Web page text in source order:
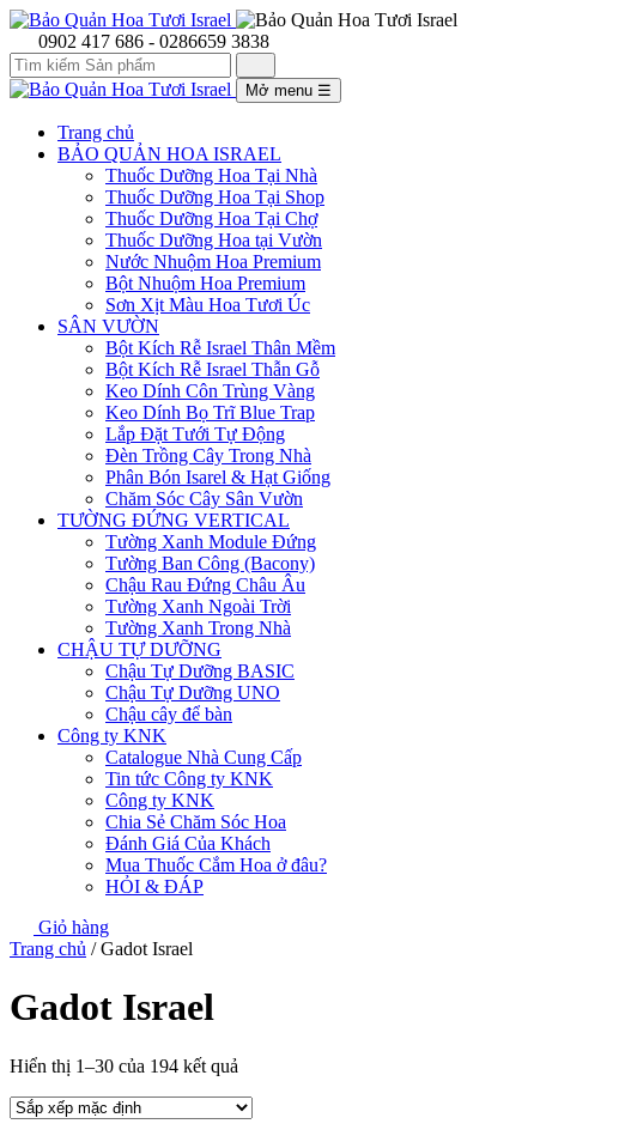
0902 417 686 - 0286659 3838
Mở menu ☰
Trang chủ
BẢO QUẢN HOA ISRAEL
Thuốc Dưỡng Hoa Tại Nhà
Thuốc Dưỡng Hoa Tại Shop
Thuốc Dưỡng Hoa Tại Chợ
Thuốc Dưỡng Hoa tại Vườn
Nước Nhuộm Hoa Premium
Bột Nhuộm Hoa Premium
Sơn Xịt Màu Hoa Tươi Úc
SÂN VƯỜN
Bột Kích Rễ Israel Thân Mềm
Bột Kích Rễ Israel Thẫn Gỗ
Keo Dính Côn Trùng Vàng
Keo Dính Bọ Trĩ Blue Trap
Lắp Đặt Tưới Tự Động
Đèn Trồng Cây Trong Nhà
Phân Bón Isarel & Hạt Giống
Chăm Sóc Cây Sân Vườn
TƯỜNG ĐỨNG VERTICAL
Tường Xanh Module Đứng
Tường Ban Công (Bacony)
Chậu Rau Đứng Châu Âu
Tường Xanh Ngoài Trời
Tường Xanh Trong Nhà
CHẬU TỰ DƯỠNG
Chậu Tự Dưỡng BASIC
Chậu Tự Dưỡng UNO
Chậu cây để bàn
Công ty KNK
Catalogue Nhà Cung Cấp
Tin tức Công ty KNK
Công ty KNK
Chia Sẻ Chăm Sóc Hoa
Đánh Giá Của Khách
Mua Thuốc Cắm Hoa ở đâu?
HỎI & ĐÁP
Giỏ hàng
Trang chủ / Gadot Israel
Gadot Israel
Hiển thị 1–30 của 194 kết quả